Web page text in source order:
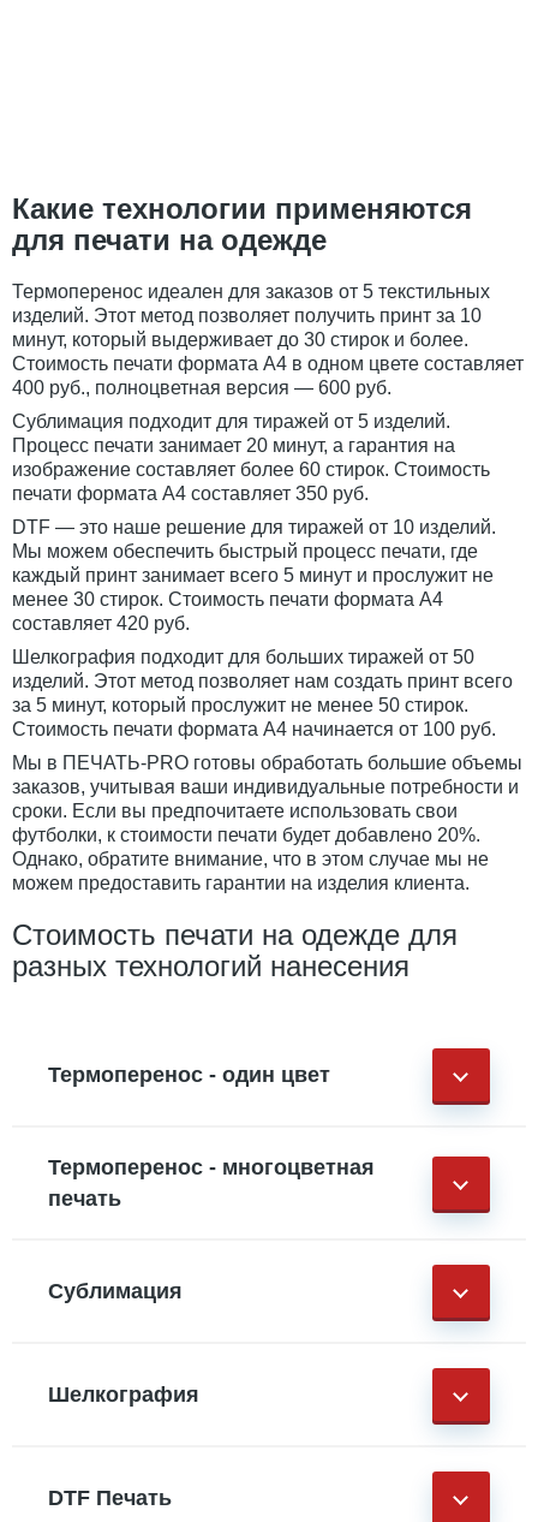
Какие технологии применяются
для печати на одежде
Термоперенос идеален для заказов от 5 текстильных
изделий. Этот метод позволяет получить принт за 10
минут, который выдерживает до 30 стирок и более.
Стоимость печати формата А4 в одном цвете составляет
400 руб., полноцветная версия — 600 руб.
Сублимация подходит для тиражей от 5 изделий.
Процесс печати занимает 20 минут, а гарантия на
изображение составляет более 60 стирок. Стоимость
печати формата А4 составляет 350 руб.
DTF — это наше решение для тиражей от 10 изделий.
Мы можем обеспечить быстрый процесс печати, где
каждый принт занимает всего 5 минут и прослужит не
менее 30 стирок. Стоимость печати формата А4
составляет 420 руб.
Шелкография подходит для больших тиражей от 50
изделий. Этот метод позволяет нам создать принт всего
за 5 минут, который прослужит не менее 50 стирок.
Стоимость печати формата А4 начинается от 100 руб.
Мы в ПЕЧАТЬ-PRO готовы обработать большие объемы
заказов, учитывая ваши индивидуальные потребности и
сроки. Если вы предпочитаете использовать свои
футболки, к стоимости печати будет добавлено 20%.
Однако, обратите внимание, что в этом случае мы не
можем предоставить гарантии на изделия клиента.
Стоимость печати на одежде для
разных технологий нанесения
Термоперенос - один цвет
Термоперенос - многоцветная
печать
Сублимация
Шелкография
DTF Печать